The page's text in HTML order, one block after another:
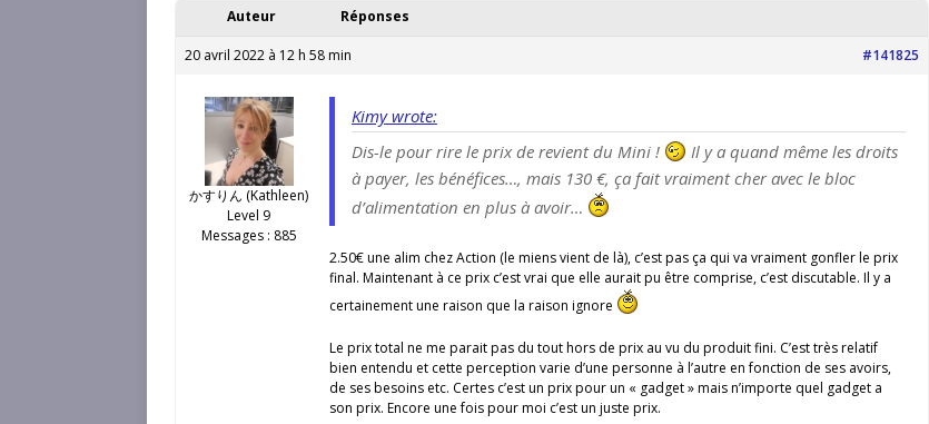
Auteur Réponses
20 avril 2022 à 12 h 58 min #141825
かすりん (Kathleen)
Level 9
Messages : 885
Kimy wrote:
Dis-le pour rire le prix de revient du Mini !
Il y a quand même les droits
à payer, les bénéfices…, mais 130 €, ça fait vraiment cher avec le bloc
d’alimentation en plus à avoir…
2.50€ une alim chez Action (le miens vient de là), c’est pas ça qui va vraiment gonfler le prix
final. Maintenant à ce prix c’est vrai que elle aurait pu être comprise, c’est discutable. Il y a
certainement une raison que la raison ignore
Le prix total ne me parait pas du tout hors de prix au vu du produit fini. C’est très relatif
bien entendu et cette perception varie d’une personne à l’autre en fonction de ses avoirs,
de ses besoins etc. Certes c’est un prix pour un « gadget » mais n’importe quel gadget a
son prix. Encore une fois pour moi c’est un juste prix.